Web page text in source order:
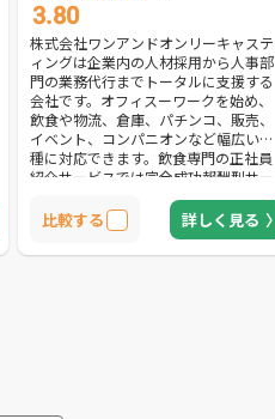
3.80
株式会社ワンアンドオンリーキャステ
ィングは企業内の人材採用から人事部
門の業務代行までトータルに支援する
会社です。オフィスーワークを始め、
飲食や物流、倉庫、パチンコ、販売、
イベント、コンパニオンなど幅広い業
種に対応できます。飲食専門の正社員
紹介サービスでは完全成功報酬型サー
ビスを提供。転職希望者の入社が決定
するまで費用が発生しないので、導入
リスクを抑えられます。万が一離職し
た場合には返金してもらえるため安心
比較する 詳しく見る